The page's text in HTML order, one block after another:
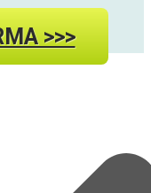
>>>